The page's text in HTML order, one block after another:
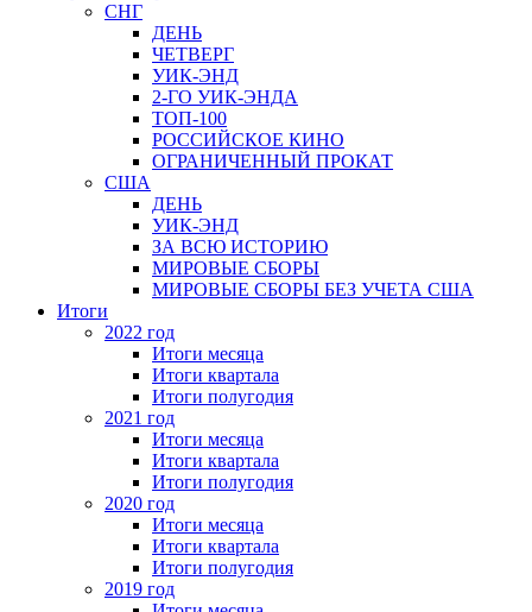
СНГ
ДЕНЬ
ЧЕТВЕРГ
УИК-ЭНД
2-ГО УИК-ЭНДА
ТОП-100
РОССИЙСКОЕ КИНО
ОГРАНИЧЕННЫЙ ПРОКАТ
США
ДЕНЬ
УИК-ЭНД
ЗА ВСЮ ИСТОРИЮ
МИРОВЫЕ СБОРЫ
МИРОВЫЕ СБОРЫ БЕЗ УЧЕТА США
Итоги
2022 год
Итоги месяца
Итоги квартала
Итоги полугодия
2021 год
Итоги месяца
Итоги квартала
Итоги полугодия
2020 год
Итоги месяца
Итоги квартала
Итоги полугодия
2019 год